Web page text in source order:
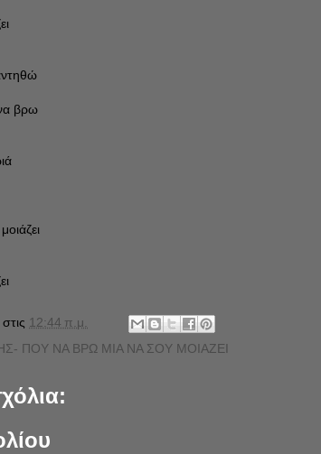
βρω
στις 12:44 π.μ.
ΠΟΥ ΝΑ ΒΡΩ ΜΙΑ ΝΑ ΣΟΥ ΜΟΙΑΖΕΙ